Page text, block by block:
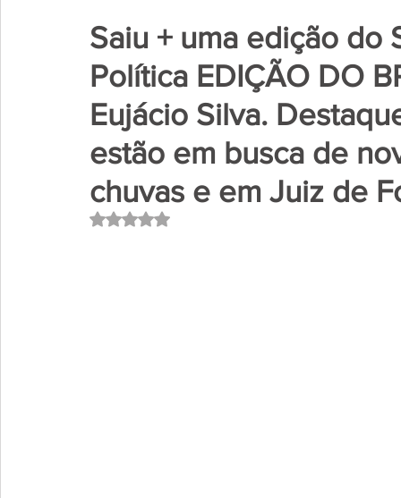
Saiu + uma edição do
Política EDIÇÃO DO
Eujácio Silva.
estão em busca de
chuvas e em Juiz de
Avaliado com NaN de 5 estrelas.